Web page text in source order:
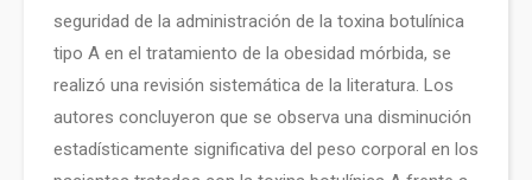
seguridad de la administración de la toxina botulínica
tipo A en el tratamiento de la obesidad mórbida, se
realizó una revisión sistemática de la literatura. Los
autores concluyeron que se observa una disminución
estadísticamente significativa del peso corporal en los